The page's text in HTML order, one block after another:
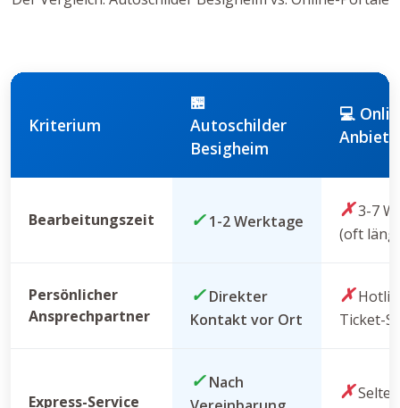
Kriterium
🏪
Autoschilder
Besigheim
💻
Bearbeitungszeit ✓1-2 Werktage ✗3-7
(oft
Persönlicher
Ansprechpartner
✓Direkter
Kontakt vor Ort
✗
Ticket-
Express-Service
✓Nach
✗